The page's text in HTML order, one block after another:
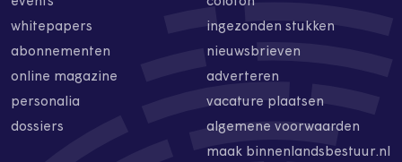
whitepapers
abonnementen
online magazine
personalia
dossiers
ingezonden stukken
nieuwsbrieven
adverteren
vacature plaatsen
algemene voorwaarden
maak binnenlandsbestuur.nl